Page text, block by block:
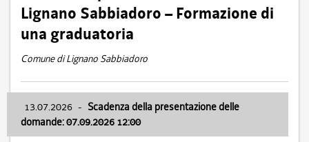
Lignano Sabbiadoro – Formazione di
una graduatoria
Comune di Lignano Sabbiadoro
13.07.2026 - Scadenza della presentazione delle
domande: 07.09.2026 12:00